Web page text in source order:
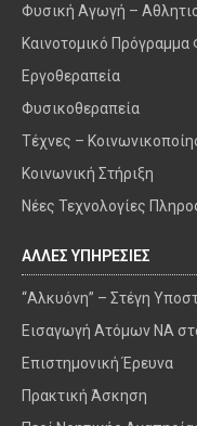
Φυσική Αγωγή –
Καινοτομικό
Εργοθεραπεία
Φυσικοθεραπεία
Τέχνες –
Κοινωνική Στήριξη
Νέες Τεχνολογίες
ΑΛΛΕΣ ΥΠΗΡΕΣΙΕΣ
“Αλκυόνη” – Στέγη
Εισαγωγή Ατόμων ΝΑ
Επιστημονική Έρευνα
Πρακτική Άσκηση